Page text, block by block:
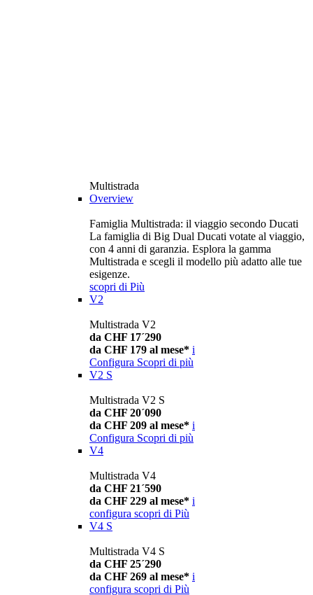
Multistrada
Overview
Famiglia Multistrada: il viaggio secondo Ducati
La famiglia di Big Dual Ducati votate al viaggio,
con 4 anni di garanzia. Esplora la gamma
Multistrada e scegli il modello più adatto alle tue
esigenze.
scopri di Più
V2
Multistrada V2
da CHF 17´290
da CHF 179 al mese* i
Configura Scopri di più
V2 S
Multistrada V2 S
da CHF 20´090
da CHF 209 al mese* i
Configura Scopri di più
V4
Multistrada V4
da CHF 21´590
da CHF 229 al mese* i
configura scopri di Più
V4 S
Multistrada V4 S
da CHF 25´290
da CHF 269 al mese* i
configura scopri di Più